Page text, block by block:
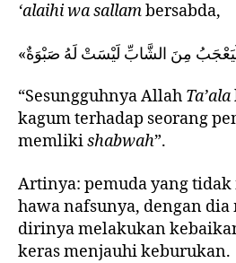
‘alaihi wa sallambersabda,
“Sesungguhnya Allah Ta’ala
kagum terhadap seorang
memlikishabwah”.
Artinya: pemuda yang
hawa nafsunya, dengan
dirinya melakukan
keras menjauhi keburukan.